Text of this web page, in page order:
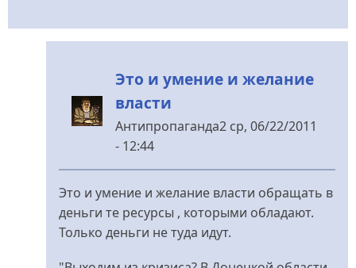
Это и умение и желание
власти
Антипропаганда2ср, 06/22/2011
- 12:44
У
Подземные
Это и умение и желание власти обращать в
деньги те ресурсы , которыми обладают.
Только деньги не туда идут.